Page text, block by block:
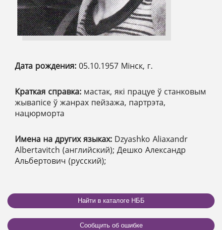
Дата рождения: 05.10.1957 Мінск, г.
Краткая справка: мастак, які працуе ў станковым
жывапісе ў жанрах пейзажа, партрэта,
нацюрморта
Имена на других языках: Dzyashko Aliaxandr
Albertavitch (английский); Дешко Александр
Альбертович (русский);
Найти в каталоге НББ
Сообщить об ошибке